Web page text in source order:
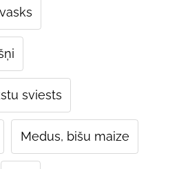
sviests
Medus, bišu maize